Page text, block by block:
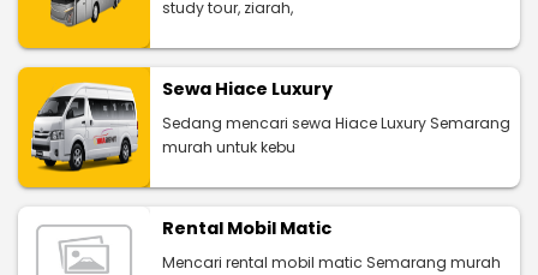
study tour, ziarah,
Sewa Hiace Luxury
Sedang mencari sewa Hiace Luxury Semarang
murah untuk kebu
Rental Mobil Matic
Mencari rental mobil matic Semarang murah